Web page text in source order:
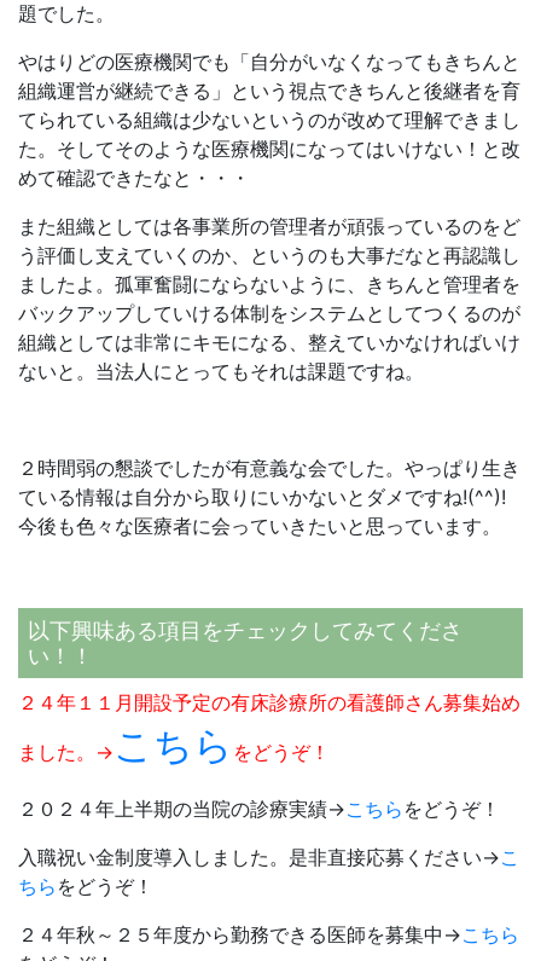
題でした。
やはりどの医療機関でも「自分がいなくなってもきちんと
組織運営が継続できる」という視点できちんと後継者を育
てられている組織は少ないというのが改めて理解できまし
た。そしてそのような医療機関になってはいけない！と改
めて確認できたなと・・・
また組織としては各事業所の管理者が頑張っているのをど
う評価し支えていくのか、というのも大事だなと再認識し
ましたよ。孤軍奮闘にならないように、きちんと管理者を
バックアップしていける体制をシステムとしてつくるのが
組織としては非常にキモになる、整えていかなければいけ
ないと。当法人にとってもそれは課題ですね。
２時間弱の懇談でしたが有意義な会でした。やっぱり生き
ている情報は自分から取りにいかないとダメですね!(^^)!
今後も色々な医療者に会っていきたいと思っています。
以下興味ある項目をチェックしてみてくださ
い！！
２４年１１月開設予定の有床診療所の看護師さん募集始め
ました。→ こちら をどうぞ！
２０２４年上半期の当院の診療実績→こちら をどうぞ！
入職祝い金制度導入しました。是非直接応募ください→こ
ちら をどうぞ！
２４年秋～２５年度から勤務できる医師を募集中→こちら